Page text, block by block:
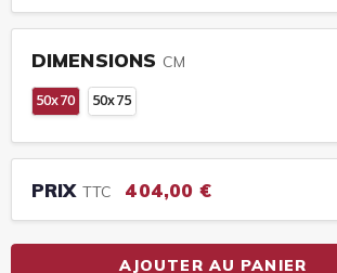
DIMENSIONS CM
50x70 50x75
PRIX TTC 404,00 €
AJOUTER AU PANIER